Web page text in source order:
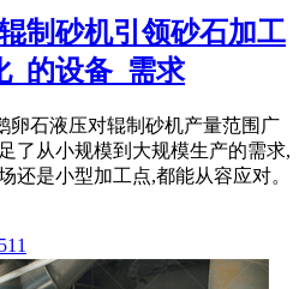
制砂机引领砂石加工
_的设备_需求
卵石液压对辊制砂机产量范围广
了从小规模到大规模生产的需求,
还是小型加工点,都能从容应对。